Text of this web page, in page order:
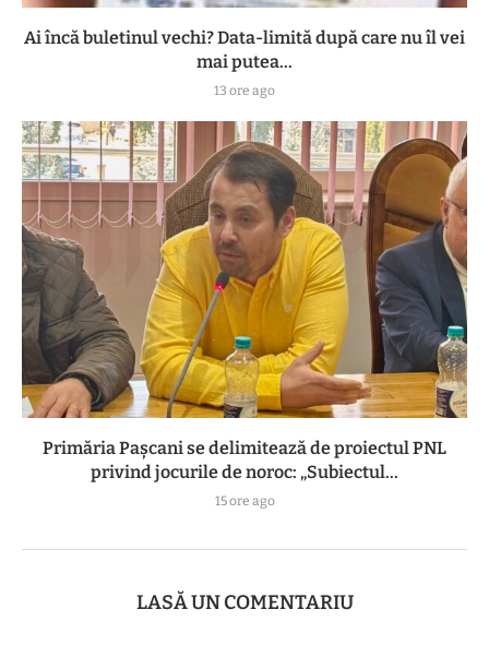
Ai încă buletinul vechi? Data-limită după care nu îl vei
mai putea...
13 ore ago
Primăria Pașcani se delimitează de proiectul PNL
privind jocurile de noroc: „Subiectul...
15 ore ago
LASĂ UN COMENTARIU